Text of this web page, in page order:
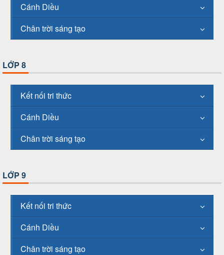
Cánh Diều
Chân trời sáng tạo
LỚP 8
Kết nối tri thức
Cánh Diều
Chân trời sáng tạo
LỚP 9
Kết nối tri thức
Cánh Diều
Chân trời sáng tạo